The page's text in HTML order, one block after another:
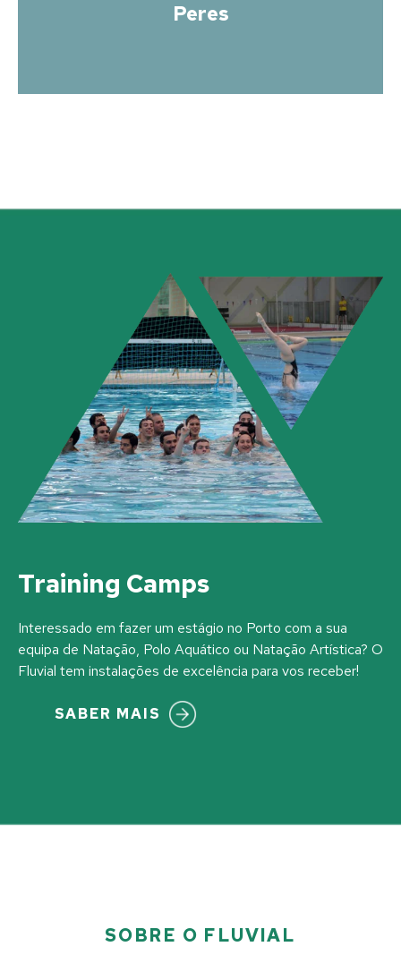
Peres
Training Camps
Interessado em fazer um estágio no Porto com a sua
equipa de Natação, Polo Aquático ou Natação Artística? O
Fluvial tem instalações de excelência para vos receber!
SABER MAIS
SOBRE O FLUVIAL